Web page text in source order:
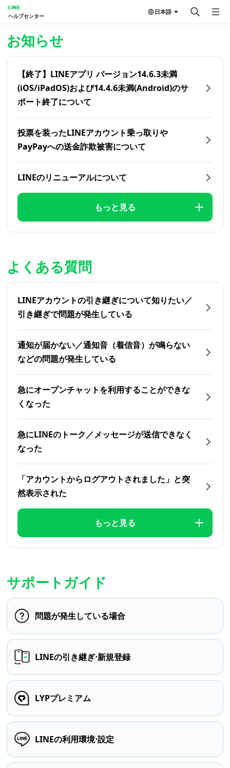
LINE
ヘルプセンター
日本語
お知らせ
【終了】LINEアプリ バージョン14.6.3未満
(iOS/iPadOS)および14.4.6未満(Android)のサ
ポート終了について
投票を装ったLINEアカウント乗っ取りや
PayPayへの送金詐欺被害について
LINEのリニューアルについて
もっと見る
よくある質問
LINEアカウントの引き継ぎについて知りたい／
引き継ぎで問題が発生している
通知が届かない／通知音（着信音）が鳴らない
などの問題が発生している
急にオープンチャットを利用することができな
くなった
急にLINEのトーク／メッセージが送信できなく
なった
「アカウントからログアウトされました」と突
然表示された
もっと見る
サポートガイド
問題が発生している場合
LINEの引き継ぎ⋅新規登録
LYPプレミアム
LINEの利用環境⋅設定